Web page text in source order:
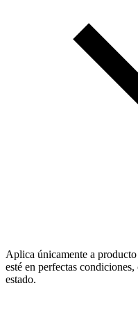
Aplica únicamente a
esté en perfectas
estado.